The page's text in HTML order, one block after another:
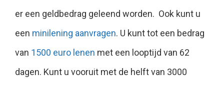
er een geldbedrag geleend worden. Ook kunt u
een minilening aanvragen. U kunt tot een bedrag
van 1500 euro lenen met een looptijd van 62
dagen. Kunt u vooruit met de helft van 3000